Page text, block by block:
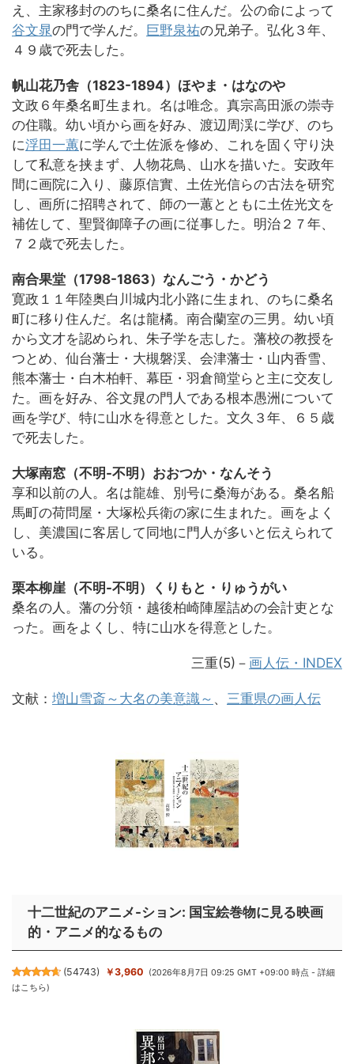
え、主家移封ののちに桑名に住んだ。公の命によって
谷文晁の門で学んだ。 巨野泉祐の兄弟子。弘化３年、
４９歳で死去した。
帆山花乃舎（1823-1894）ほやま・はなのや
文政６年桑名町生まれ。名は唯念。真宗高田派の崇寺
の住職。幼い頃から画を好み、渡辺周渓に学び、のち
に浮田一蕙に学んで土佐派を修め、これを固く守り決
して私意を挟まず、人物花鳥、山水を描いた。安政年
間に画院に入り、藤原信實、土佐光信らの古法を研究
し、画所に招聘されて、師の一蕙とともに土佐光文を
補佐して、聖賢御障子の画に従事した。明治２７年、
７２歳で死去した。
南合果堂（1798-1863）なんごう・かどう
寛政１１年陸奥白川城内北小路に生まれ、のちに桑名
町に移り住んだ。名は龍橘。南合蘭室の三男。幼い頃
から文才を認められ、朱子学を志した。藩校の教授を
つとめ、仙台藩士・大槻磐渓、会津藩士・山内香雪、
熊本藩士・白木柏軒、幕臣・羽倉簡堂らと主に交友し
た。画を好み、谷文晁の門人である根本愚洲について
画を学び、特に山水を得意とした。文久３年、６５歳
で死去した。
大塚南窓（不明-不明）おおつか・なんそう
享和以前の人。名は龍雄、別号に桑海がある。桑名船
馬町の荷問屋・大塚松兵衛の家に生まれた。画をよく
し、美濃国に客居して同地に門人が多いと伝えられて
いる。
栗本柳崖（不明-不明）くりもと・りゅうがい
桑名の人。藩の分領・越後柏崎陣屋詰めの会計吏とな
った。画をよくし、特に山水を得意とした。
三重(5) － 画人伝・INDEX
文献： 増山雪斎～大名の美意識～ 、 三重県の画人伝
十二世紀のアニメ-ション: 国宝絵巻物に見る映画
的・アニメ的なるもの
(54743) ￥3,960 (2026年8月7日 09:25 GMT +09:00 時点 -詳細
はこちら)